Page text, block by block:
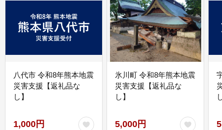
八代市 令和8年熊本地震
災害支援【返礼品な
し】
1,000円
氷川町 令和8年熊本地震
災害支援【返礼品な
し】
5,000円